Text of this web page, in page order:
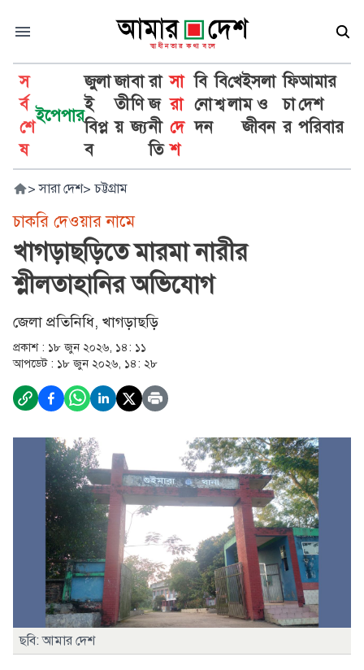
স
র্ব
শে
ষ
ইপেপার
জুলা
ই
বিপ্ল
ব
জা
তী
য়
বা
ণি
জ্য
রা
জ
নী
তি
সা
রা
দে
শ
বি
নো
দন
বি
শ্ব
খে
লা
ইসলা
ম ও
জীবন
ফি
চা
র
আমার
দেশ
পরিবার
> সারা দেশ> চট্টগ্রাম
চাকরি দেওয়ার নামে
খাগড়াছড়িতে মারমা নারীর
শ্লীলতাহানির অভিযোগ
জেলা প্রতিনিধি, খাগড়াছড়ি
প্রকাশ : ১৮ জুন ২০২৬, ১৪: ১১
আপডেট : ১৮ জুন ২০২৬, ১৪: ২৮
ছবি: আমার দেশ